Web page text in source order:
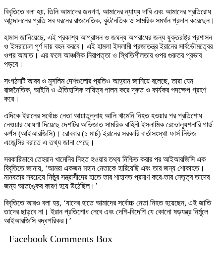
বিবৃতিতে বলা হয়, তিনি আমাদের জনগণ, আমাদের ন্যায্য দাবি এবং আমাদের প্রতিরোধ
আন্দোলনের প্রতি সব ধরনের রাজনৈতিক, কূটনৈতিক ও সামরিক সমর্থন প্রদান করেছেন।
হামাস জানিয়েছে, এই প্রকাশ্য আগ্রাসন ও জঘন্য অপরাধের জন্য যুক্তরাষ্ট্র প্রশাসন
ও ইসরায়েল পূর্ণ দায় বহন করবে। এই হামলা ইসলামী প্রজাতন্ত্র ইরানের সার্বভৌমত্বের
ওপর আঘাত। এর ফলে আঞ্চলিক নিরাপত্তা ও স্থিতিশীলতার ওপর গুরুতর প্রভাব
পড়বে।
সংগঠনটি আরব ও মুসলিম দেশগুলোর প্রতিও আহ্বান জানিয়ে বলেছে, তারা যেন
রাজনৈতিক, আইনি ও ঐতিহাসিক দায়িত্ব পালন করে দ্রুত ও কার্যকর পদক্ষেপ গ্রহণ
করে।
এদিকে ইরানের সর্বোচ্চ নেতা আয়াতুল্লাহ আলি খামেনি নিহত হওয়ার পর প্রতিশোধ
নেওয়ার ঘোষণা দিয়েছে দেশটির অভিজাত সামরিক বাহিনী ইসলামিক রেভোল্যুশনারি গার্ড
কর্পস (আইআরজিসি)। রোববার (১ মার্চ) ইরানের সরকারি বার্তাসংস্থা ফার্স নিউজ
এজেন্সির বরাতে এ তথ্য জানা গেছে।
সরকারিভাবে তেহরান খামেনির নিহত হওয়ার তথ্য নিশ্চিত করার পর আইআরজিসি এক
বিবৃতিতে জানায়, ‘আমরা একজন মহান নেতাকে হারিয়েছি এবং তার জন্য শোকাহত।
মানবতার সবচেয়ে নিষ্ঠুর সন্ত্রাসীদের হাতে তার শাহাদত প্রমাণ করে-তার নেতৃত্ব তাদের
জন্য আতঙ্কের কারণ হয়ে উঠেছিল।’
বিবৃতিতে আরও বলা হয়, ‘যাদের হাতে আমাদের সর্বোচ্চ নেতা নিহত হয়েছেন, এই জাতি
তাদের ছাড়বে না। ইরান প্রতিশোধ নেবে এবং দেশি-বিদেশি যে কোনো ষড়যন্ত্র নির্মূলে
আইআরজিসি বদ্ধপরিকর।’
Facebook Comments Box